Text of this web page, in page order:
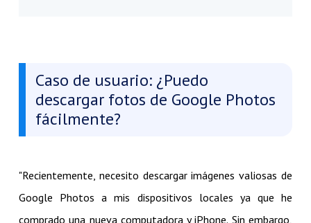
Caso de usuario: ¿Puedo
descargar fotos de Google Photos
fácilmente?
"Recientemente, necesito descargar imágenes valiosas de
Google Photos a mis dispositivos locales ya que he
comprado una nueva computadora y iPhone. Sin embargo,